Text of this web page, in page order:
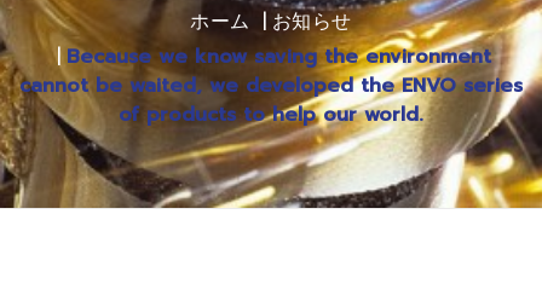
ホーム
お知らせ
Because we know saving the environment
cannot be waited, we developed the ENVO series
of products to help our world.